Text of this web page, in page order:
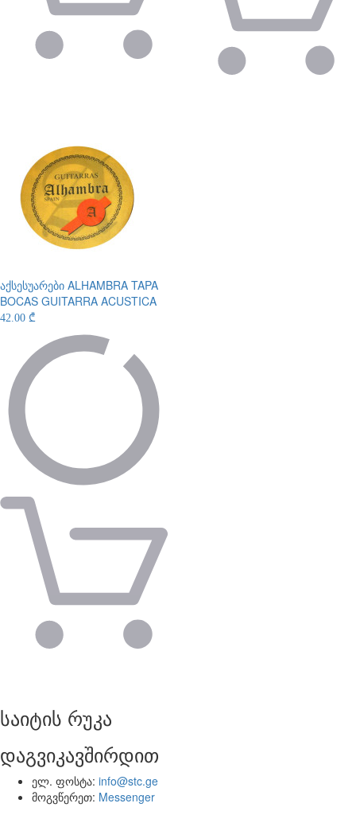
აქსესუარები ALHAMBRA TAPA
BOCAS GUITARRA ACUSTICA
42.00 ₾
საიტის რუკა
დაგვიკავშირდით
ელ. ფოსტა: info@stc.ge
მოგვწერეთ: Messenger